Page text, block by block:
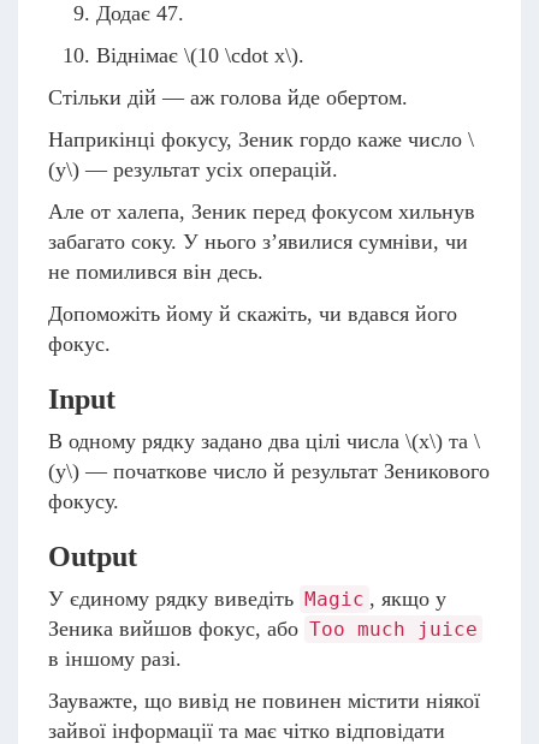
Додає 47.
Віднімає \(10 \cdot x\).
Стільки дій — аж голова йде обертом.
Наприкінці фокусу, Зеник гордо каже число \
(y\) — результат усіх операцій.
Але от халепа, Зеник перед фокусом хильнув
забагато соку. У нього з’явилися сумніви, чи
не помилився він десь.
Допоможіть йому й скажіть, чи вдався його
фокус.
Input
В одному рядку задано два цілі числа \(x\) та \
(y\) — початкове число й результат Зеникового
фокусу.
Output
У єдиному рядку виведіть Magic , якщо у
Зеника вийшов фокус, або Too much juice
в іншому разі.
Зауважте, що вивід не повинен містити ніякої
зайвої інформації та має чітко відповідати